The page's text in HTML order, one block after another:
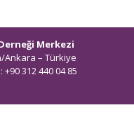
Merkezi
Ankara – Türkiye
+90 312 440 04 85